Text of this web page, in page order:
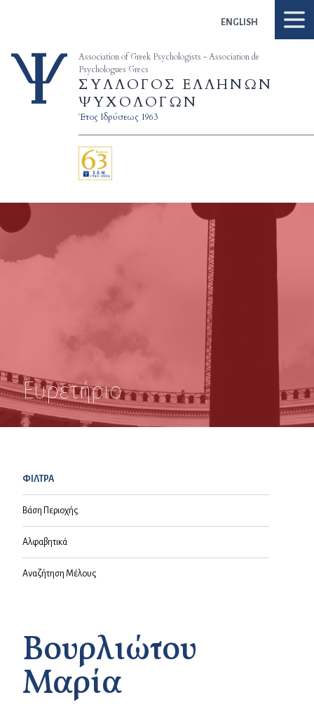
ENGLISH
Association of Greek Psychologists - Association de
Psychologues Grecs
ΣΥΛΛΟΓΟΣ ΕΛΛΗΝΩΝ
ΨΥΧΟΛΟΓΩΝ
Έτος Ιδρύσεως 1963
Ευρετήριο
ΦΙΛΤΡΑ
Βάση Περιοχής
Αλφαβητικά
Αναζήτηση Μέλους
Βουρλιώτου
Μαρία